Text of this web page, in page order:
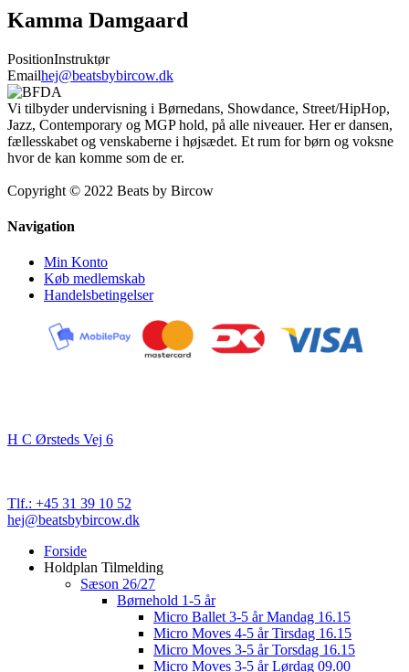
Kamma Damgaard
PositionInstruktør
Emailhej@beatsbybircow.dk
Vi tilbyder undervisning i Børnedans, Showdance, Street/HipHop,
Jazz, Contemporary og MGP hold, på alle niveauer. Her er dansen,
fællesskabet og venskaberne i højsædet. Et rum for børn og voksne
hvor de kan komme som de er.
Copyright © 2022 Beats by Bircow
Navigation
Min Konto
Køb medlemskab
Handelsbetingelser
H C Ørsteds Vej 6
Tlf.: +45 31 39 10 52
hej@beatsbybircow.dk
Close
Menu
Forside
Holdplan Tilmelding
Sæson 26/27
Børnehold 1-5 år
Micro Ballet 3-5 år Mandag 16.15
Micro Moves 4-5 år Tirsdag 16.15
Micro Moves 3-5 år Torsdag 16.15
Micro Moves 3-5 år Lørdag 09.00